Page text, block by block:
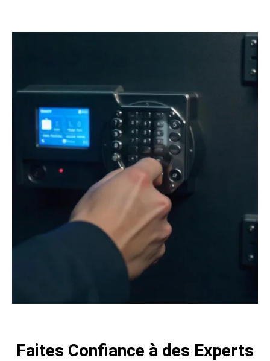
Faites Confiance à des Experts